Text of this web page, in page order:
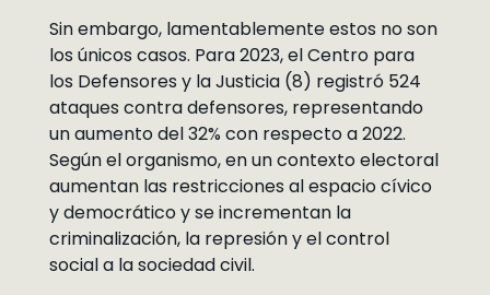
Sin embargo, lamentablemente estos no son
los únicos casos. Para 2023, el Centro para
los Defensores y la Justicia (8) registró 524
ataques contra defensores, representando
un aumento del 32% con respecto a 2022.
Según el organismo, en un contexto electoral
aumentan las restricciones al espacio cívico
y democrático y se incrementan la
criminalización, la represión y el control
social a la sociedad civil.